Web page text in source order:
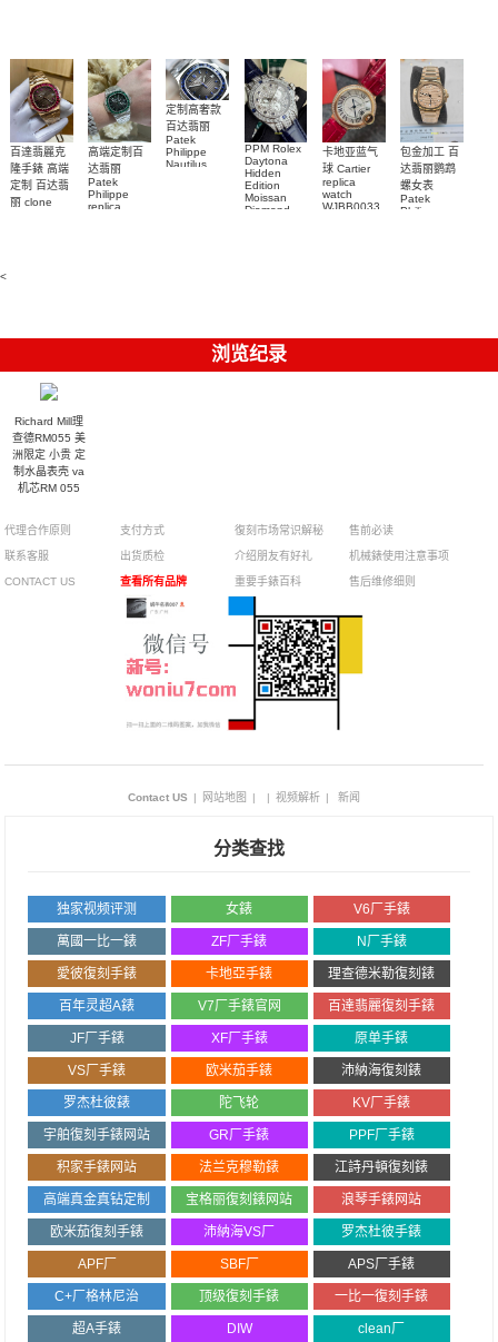
百達翡麗克
隆手錶 高端
定制 百达翡
丽 clone
高端定制百
达翡丽
Patek
Philippe
replica
定制高奢款
百达翡丽
Patek
Philippe
Nautilus
PPM Rolex
Daytona
Hidden
Edition
Moissan
Diamond
卡地亚蓝气
球 Cartier
replica
watch
WJBB0033
包金加工 百
达翡丽鹦鹉
螺女表
Patek
Philippe
<
浏览纪录
Richard Mill理
查德RM055 美
洲限定 ​小贵 定
制水晶表壳 va
机芯RM 055
代理合作原则
联系客服
CONTACT US
支付方式
出货质检
查看所有品牌
復刻市场常识解秘
介绍朋友有好礼
重要手錶百科
售前必读
机械錶使用注意事项
售后维修细则
Contact US | 网站地图 | | 视频解析 | 新闻
分类查找
独家视频评测 女錶 V6厂手錶
萬國一比一錶 ZF厂手錶 N厂手錶
愛彼復刻手錶 卡地亞手錶 理查德米勒復刻錶
百年灵超A錶 V7厂手錶官网 百達翡麗復刻手錶
JF厂手錶 XF厂手錶 原单手錶
VS厂手錶 欧米茄手錶 沛納海復刻錶
罗杰杜彼錶 陀飞轮 KV厂手錶
宇舶復刻手錶网站 GR厂手錶 PPF厂手錶
积家手錶网站 法兰克穆勒錶 江詩丹頓復刻錶
高端真金真钻定制 宝格丽復刻錶网站 浪琴手錶网站
欧米茄復刻手錶 沛納海VS厂 罗杰杜彼手錶
APF厂 SBF厂 APS厂手錶
C+厂格林尼治 顶级復刻手錶 一比一復刻手錶
超A手錶 DIW clean厂